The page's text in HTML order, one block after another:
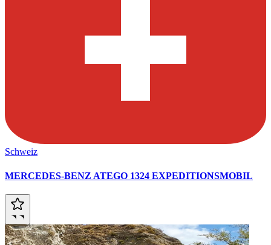
Schweiz
MERCEDES-BENZ ATEGO 1324 EXPEDITIONSMOBIL